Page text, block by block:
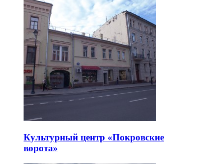
Культурный центр «Покровские
ворота»